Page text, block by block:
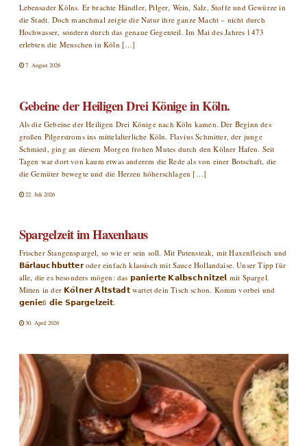
Lebensader Kölns. Er brachte Händler, Pilger, Wein, Salz, Stoffe und Gewürze in
die Stadt. Doch manchmal zeigte die Natur ihre ganze Macht – nicht durch
Hochwasser, sondern durch das genaue Gegenteil. Im Mai des Jahres 1473
erlebten die Menschen in Köln […]
7. August 2026
Gebeine der Heiligen Drei Könige in Köln.
Als die Gebeine der Heiligen Drei Könige nach Köln kamen. Der Beginn des
großen Pilgerstroms ins mittelalterliche Köln. Flavius Schmitter, der junge
Schmied, ging an diesem Morgen frohen Mutes durch den Kölner Hafen. Seit
Tagen war dort von kaum etwas anderem die Rede als von einer Botschaft, die
die Gemüter bewegte und die Herzen höherschlagen […]
22. Juli 2026
Spargelzeit im Haxenhaus
Frischer Stangenspargel, so wie er sein soll. Mit Putensteak, mit Haxenfleisch und
𝗕𝗮̈𝗿𝗹𝗮𝘂𝗰𝗵𝗯𝘂𝘁𝘁𝗲𝗿 oder einfach klassisch mit Sauce Hollandaise. Unser Tipp für
alle, die es besonders mögen: das 𝗽𝗮𝗻𝗶𝗲𝗿𝘁𝗲 𝗞𝗮𝗹𝗯𝘀𝗰𝗵𝗻𝗶𝘁𝘇𝗲𝗹 mit Spargel.
Mitten in der 𝗞𝗼̈𝗹𝗻𝗲𝗿 𝗔𝗹𝘁𝘀𝘁𝗮𝗱𝘁 wartet dein Tisch schon. Komm vorbei und
𝗴𝗲𝗻𝗶𝗲ß 𝗱𝗶𝗲 𝗦𝗽𝗮𝗿𝗴𝗲𝗹𝘇𝗲𝗶𝘁.
30. April 2026